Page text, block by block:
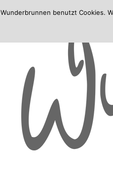
Wunderbrunnen benutzt Cookies.